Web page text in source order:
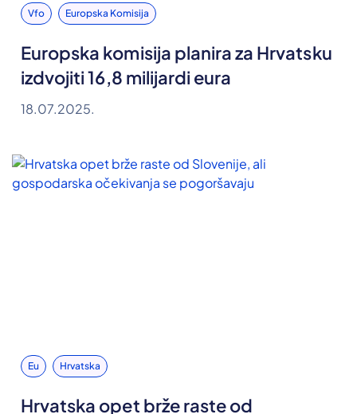
Vfo Europska Komisija
Europska komisija planira za Hrvatsku
izdvojiti 16,8 milijardi eura
18.07.2025.
Eu Hrvatska
Hrvatska opet brže raste od